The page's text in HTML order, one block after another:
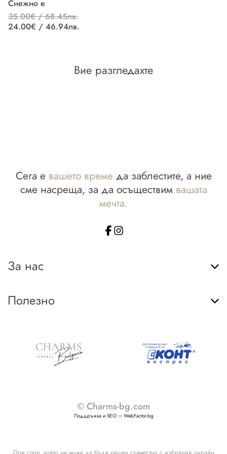
Снежно е
35.00€ / 68.45лв.
24.00€ / 46.94лв.
Вие разгледахте
Сега е вашето време да заблестите, а ние
сме насреща, за да осъществим вашата
мечта.
За нас
Полезно
© Charms-bg.com
Поддръжка и SEOот WebFactor.bg